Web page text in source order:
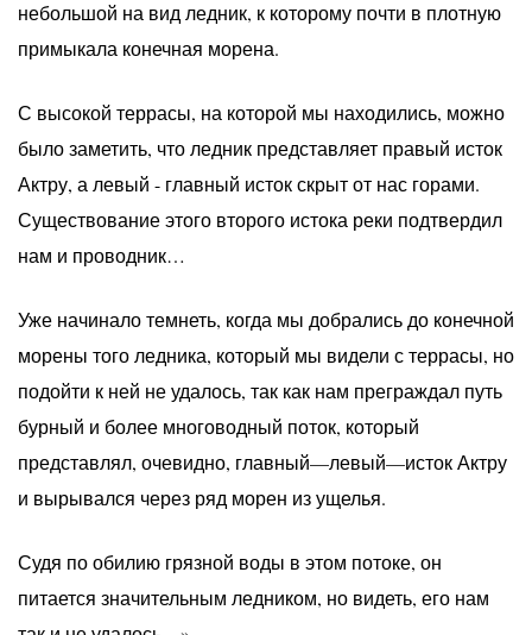
небольшой на вид ледник, к которому почти в плотную
примыкала конечная морена.
С высокой террасы, на которой мы находились, можно
было заметить, что ледник представляет правый исток
Актру, а левый - главный исток скрыт от нас горами.
Существование этого второго истока реки подтвердил
нам и проводник…
Уже начинало темнеть, когда мы добрались до конечной
морены того ледника, который мы видели с террасы, но
подойти к ней не удалось, так как нам преграждал путь
бурный и более многоводный поток, который
представлял, очевидно, главный—левый—исток Актру
и вырывался через ряд морен из ущелья.
Судя по обилию грязной воды в этом потоке, он
питается значительным ледником, но видеть, его нам